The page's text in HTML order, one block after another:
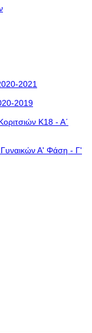
2021
2019
Κ18 - Α΄
Γυναικών Α' Φάση - Γ'